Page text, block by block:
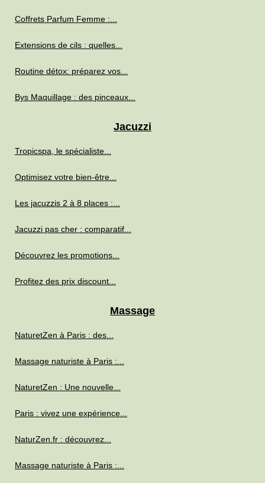
Coffrets Parfum Femme :...
Extensions de cils : quelles...
Routine détox: préparez vos...
Bys Maquillage : des pinceaux...
Jacuzzi
Tropicspa, le spécialiste...
Optimisez votre bien-être...
Les jacuzzis 2 à 8 places :...
Jacuzzi pas cher : comparatif...
Découvrez les promotions...
Profitez des prix discount...
Massage
NaturetZen à Paris : des...
Massage naturiste à Paris :...
NaturetZen : Une nouvelle...
Paris : vivez une expérience...
NaturZen.fr : découvrez...
Massage naturiste à Paris :...